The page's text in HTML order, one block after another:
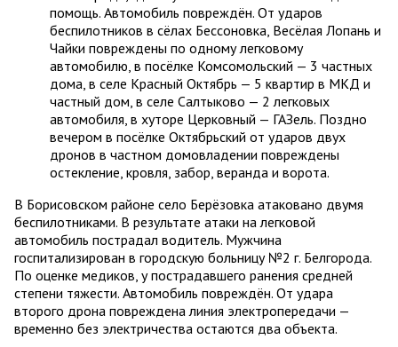
помощь. Автомобиль повреждён. От ударов
беспилотников в сёлах Бессоновка, Весёлая Лопань и
Чайки повреждены по одному легковому
автомобилю, в посёлке Комсомольский — 3 частных
дома, в селе Красный Октябрь — 5 квартир в МКД и
частный дом, в селе Салтыково — 2 легковых
автомобиля, в хуторе Церковный — ГАЗель. Поздно
вечером в посёлке Октябрьский от ударов двух
дронов в частном домовладении повреждены
остекление, кровля, забор, веранда и ворота.
В Борисовском районе село Берёзовка атаковано двумя
беспилотниками. В результате атаки на легковой
автомобиль пострадал водитель. Мужчина
госпитализирован в городскую больницу №2 г. Белгорода.
По оценке медиков, у пострадавшего ранения средней
степени тяжести. Автомобиль повреждён. От удара
второго дрона повреждена линия электропередачи —
временно без электричества остаются два объекта.